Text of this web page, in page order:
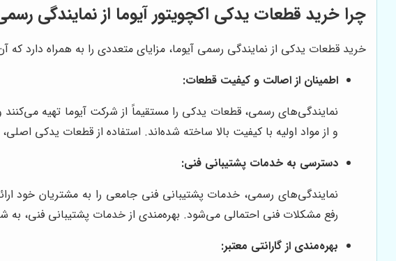
چرا خرید قطعات یدکی اکچویتور آیوما از نمایندگی
خرید قطعات یدکی از نمایندگی رسمی آیوما، مزایای متعددی را به همراه دارد که
اطمینان از اصالت و کیفیت قطعات:
نمایندگی‌های رسمی، قطعات یدکی را مستقیماً از شرکت آیوما تهیه
و از مواد اولیه با کیفیت بالا ساخته شده‌اند. استفاده از قطعات یدکی
دسترسی به خدمات پشتیبانی فنی:
نمایندگی‌های رسمی، خدمات پشتیبانی فنی جامعی را به مشتریان خود
رفع مشکلات فنی احتمالی می‌شود. بهره‌مندی از خدمات پشتیبانی فنی، به
بهره‌مندی از گارانتی معتبر: